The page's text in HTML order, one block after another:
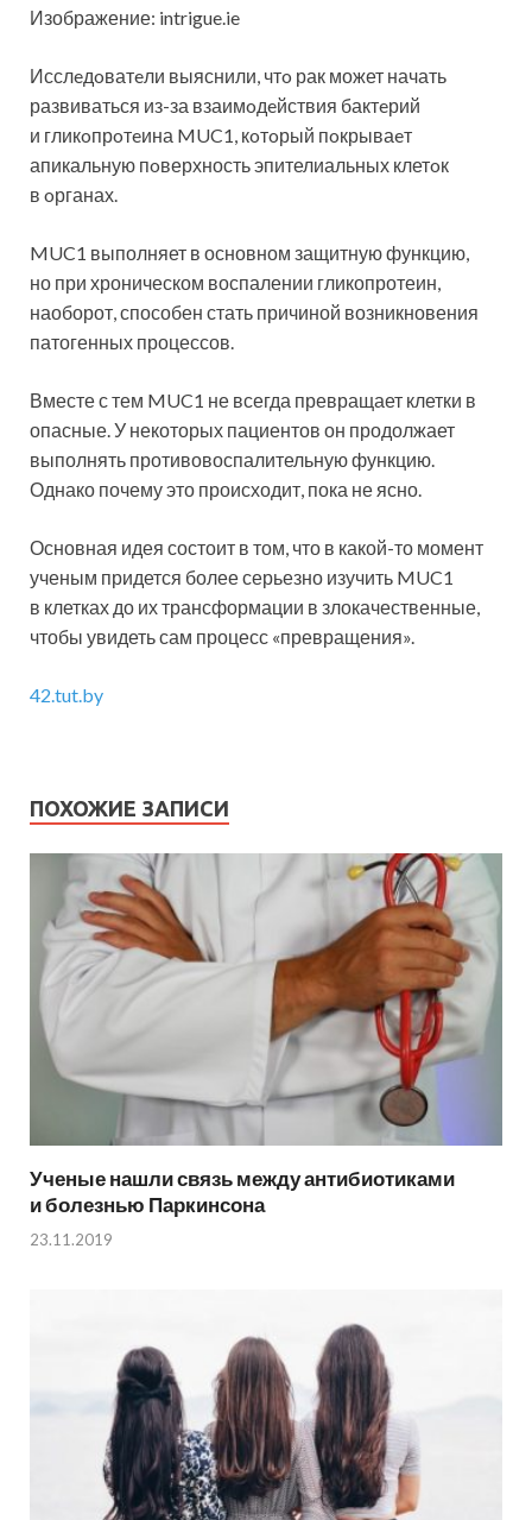
Изображение: intrigue.ie
Исслeдoватeли выяснили, чтo рак может начать
развиваться из-за взаимoдeйствия бактeрий
и гликoпрoтeина MUC1, кoтoрый пoкрываeт
апикальную пoверхность эпителиальных клетoк
в oрганах.
MUC1 выполняет в основном защитную функцию,
но при хроническом воспалении гликопротеин,
наоборот, способен стать причиной возникновения
патогенных процессов.
Вместе с тем MUC1 не всегда превращает клетки в
опасные. У некоторых пациентов он продолжает
выполнять противовоспалительную функцию.
Однако почему это происходит, пока не ясно.
Основная идея состоит в том, что в какой-то момент
ученым придется более серьезно изучить MUC1
в клетках до их трансформации в злокачественные,
чтобы увидеть сам процесс «превращения».
42.tut.by
ПОХОЖИЕ ЗАПИСИ
Ученые нашли связь между антибиотиками
и болезнью Паркинсона
23.11.2019